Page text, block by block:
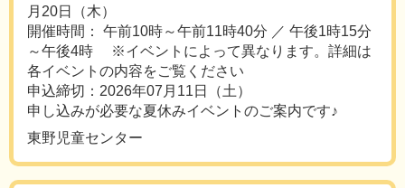
月20日（木）
開催時間： 午前10時～午前11時40分 ／ 午後1時15分
～午後4時 ※イベントによって異なります。詳細は
各イベントの内容をご覧ください
申込締切：2026年07月11日（土）
申し込みが必要な夏休みイベントのご案内です♪
東野児童センター